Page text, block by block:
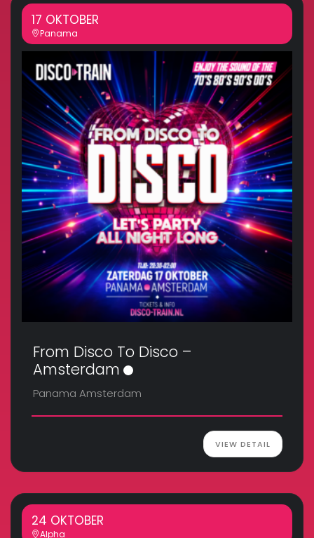
17 OKTOBER
Panama
From Disco To Disco –
Amsterdam
Panama Amsterdam
VIEW DETAIL
24 OKTOBER
Alpha